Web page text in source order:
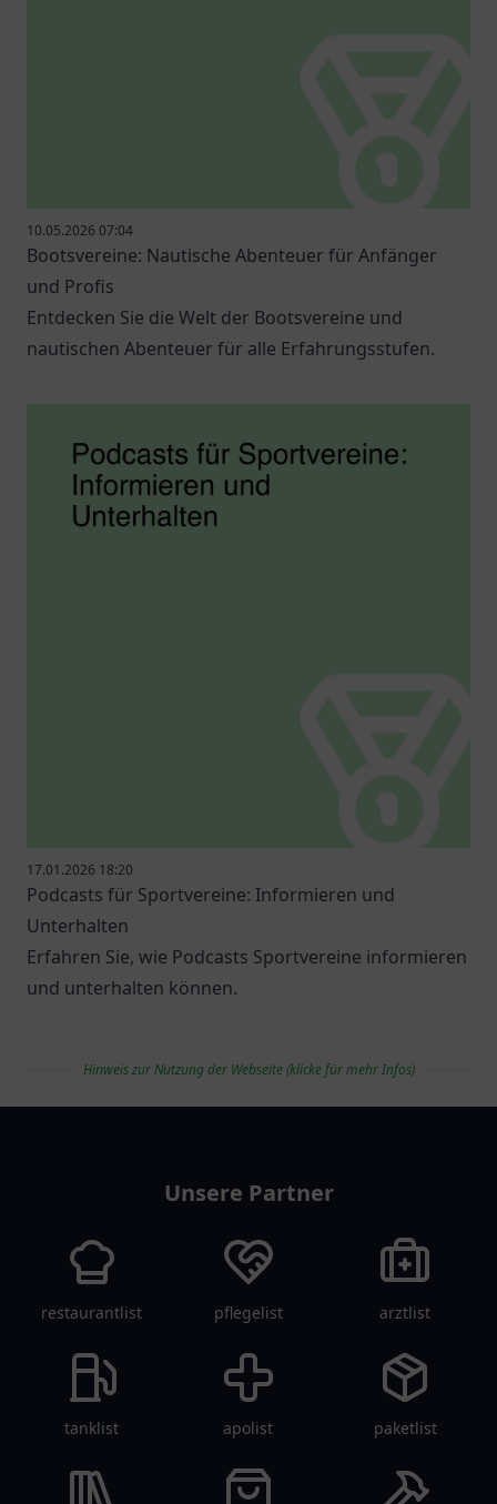
10.05.2026 07:04
Bootsvereine: Nautische Abenteuer für Anfänger
und Profis
Entdecken Sie die Welt der Bootsvereine und
nautischen Abenteuer für alle Erfahrungsstufen.
17.01.2026 18:20
Podcasts für Sportvereine: Informieren und
Unterhalten
Erfahren Sie, wie Podcasts Sportvereine informieren
und unterhalten können.
Hinweis zur Nutzung der Webseite (klicke für mehr Infos)
Unsere Partner
restaurantlist pflegelist arztlist
tanklist apolist paketlist